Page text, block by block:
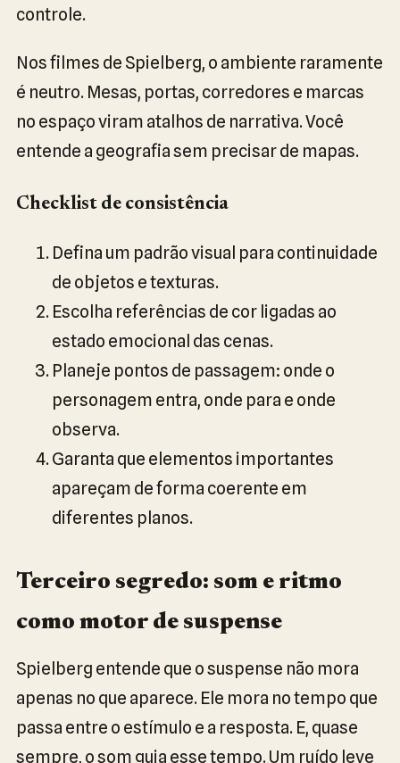
controle.
Nos filmes de Spielberg, o ambiente raramente
é neutro. Mesas, portas, corredores e marcas
no espaço viram atalhos de narrativa. Você
entende a geografia sem precisar de mapas.
Checklist de consistência
Defina um padrão visual para continuidade
de objetos e texturas.
Escolha referências de cor ligadas ao
estado emocional das cenas.
Planeje pontos de passagem: onde o
personagem entra, onde para e onde
observa.
Garanta que elementos importantes
apareçam de forma coerente em
diferentes planos.
Terceiro segredo: som e ritmo
como motor de suspense
Spielberg entende que o suspense não mora
apenas no que aparece. Ele mora no tempo que
passa entre o estímulo e a resposta. E, quase
sempre, o som guia esse tempo. Um ruído leve